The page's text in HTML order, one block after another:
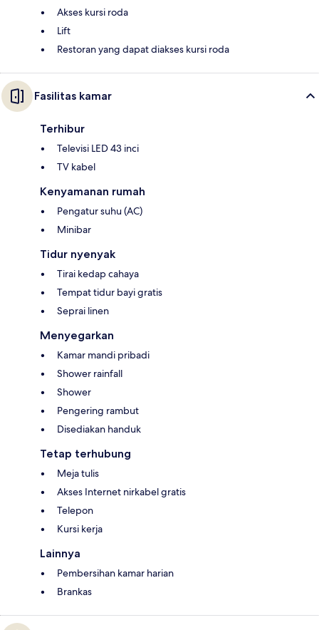
Akses kursi roda
Lift
Restoran yang dapat diakses kursi roda
Fasilitas kamar
Terhibur
Televisi LED 43 inci
TV kabel
Kenyamanan rumah
Pengatur suhu (AC)
Minibar
Tidur nyenyak
Tirai kedap cahaya
Tempat tidur bayi gratis
Seprai linen
Menyegarkan
Kamar mandi pribadi
Shower rainfall
Shower
Pengering rambut
Disediakan handuk
Tetap terhubung
Meja tulis
Akses Internet nirkabel gratis
Telepon
Kursi kerja
Lainnya
Pembersihan kamar harian
Brankas